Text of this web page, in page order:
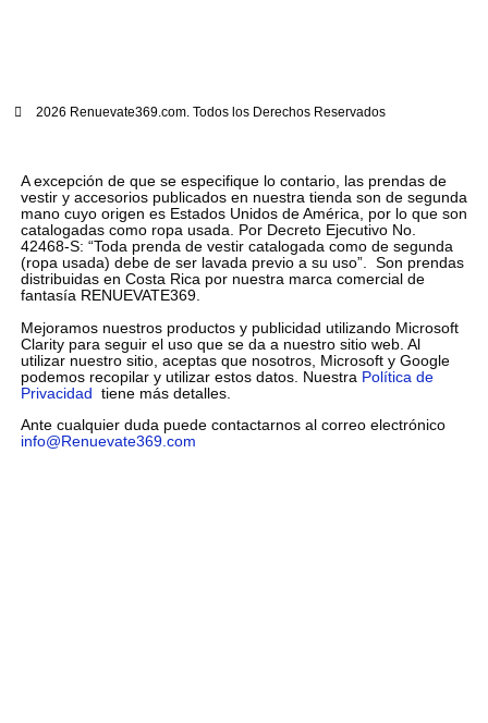
2026 Renuevate369.com. Todos los Derechos Reservados
A excepción de que se especifique lo contario, las prendas de
vestir y accesorios publicados en nuestra tienda son de segunda
mano cuyo origen es Estados Unidos de América, por lo que son
catalogadas como ropa usada. Por Decreto Ejecutivo No.
42468-S: “Toda prenda de vestir catalogada como de segunda
(ropa usada) debe de ser lavada previo a su uso”. Son prendas
distribuidas en Costa Rica por nuestra marca comercial de
fantasía RENUEVATE369.
Mejoramos nuestros productos y publicidad utilizando Microsoft
Clarity para seguir el uso que se da a nuestro sitio web. Al
utilizar nuestro sitio, aceptas que nosotros, Microsoft y Google
podemos recopilar y utilizar estos datos. Nuestra Política de
Privacidad tiene más detalles.
Ante cualquier duda puede contactarnos al correo electrónico
info@Renuevate369.com